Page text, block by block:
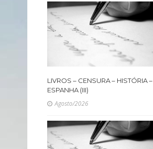
LIVROS – CENSURA – HISTÓRIA –
ESPANHA (III)
Agosto/2026